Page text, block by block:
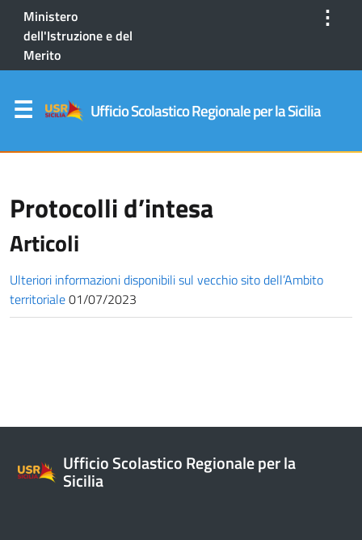
Ministero
dell'Istruzione e del
Merito
⋮
Ufficio Scolastico Regionale per la Sicilia
Protocolli d’intesa
Articoli
Ulteriori informazioni disponibili sul vecchio sito dell’Ambito
territoriale01/07/2023
Ufficio Scolastico Regionale per la
Sicilia